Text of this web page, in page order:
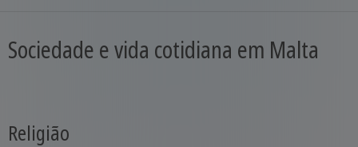
Sociedade e vida cotidiana em Malta
Religião